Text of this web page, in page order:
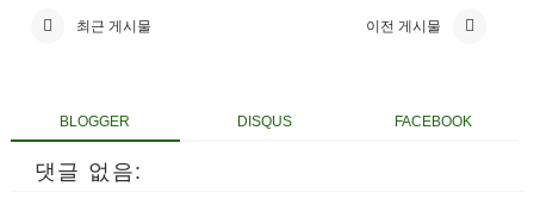
최근 게시물 이전 게시물
BLOGGER DISQUS FACEBOOK
댓글 없음: